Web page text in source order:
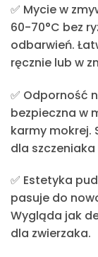
✅ Mycie w
60-70°C bez
odbarwień.
ręcznie lub w
✅ Odporność
bezpieczna w
karmy mokrej.
dla
✅ Estetyka
pasuje do
Wygląda jak
dla zwierzaka.